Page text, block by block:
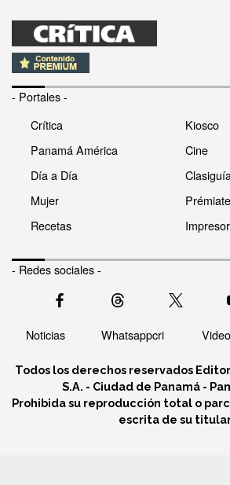
- Portales -
Crítica
Panamá América
Día a Día
Mujer
Recetas
Kiosco
Cine
Prémiate
- Redes sociales -
Noticias Whatsappcri
Todos los derechos reservados
S.A. - Ciudad de Panamá -
Prohibida su reproducción total o
escrita de su